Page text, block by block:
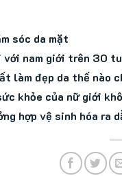
sóc da mặt
với nam giới trên 30
làm đẹp da thế nào
khỏe của nữ giới
hợp vệ sinh hóa ra